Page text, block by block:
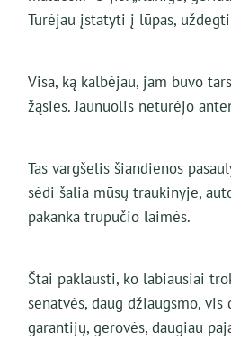
Turėjau įstatyti į lūpas,
Visa, ką kalbėjau, jam buvo
žąsies. Jaunuolis neturėjo
Tas vargšelis šiandienos
sėdi šalia mūsų traukinyje,
pakanka trupučio laimės.
Štai paklausti, ko labiausiai
senatvės, daug džiaugsmo,
garantijų, gerovės, daugiau